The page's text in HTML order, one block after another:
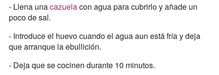
- Llena unacazuelacon agua para cubrirlo y añade un
poco de sal.
- Introduce el huevo cuando el agua aun está fría y deja
que arranque la ebullición.
- Deja que se cocinen durante 10 minutos.